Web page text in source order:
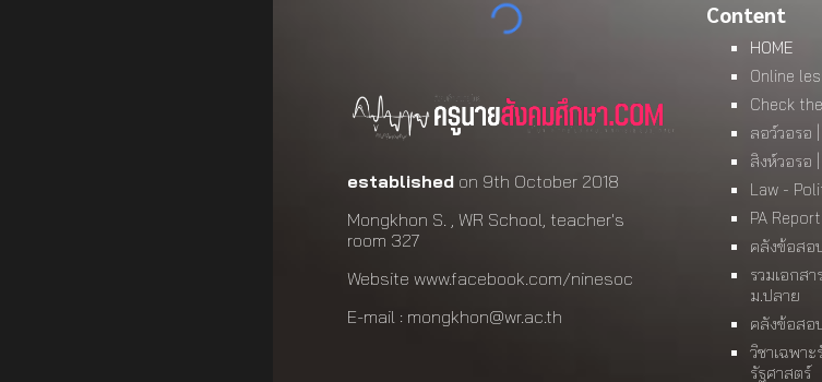
established on 9th October 2018
Mongkhon S. , WR School, teacher's
room 327
Websitewww.facebook.com/ninesoc
E-mail : mongkhon@wr.ac.th
Content
HOME
Online
Check
ลอว์วอรอ |
สิงห์วอรอ
Law -
PA
คลังข้อสอ
รวมเอกส
ม.ปลาย
คลังข้อสอ
วิชาเฉพา
รัฐศาสตร์